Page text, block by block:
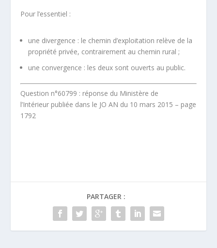
Pour l’essentiel :
une divergence : le chemin d’exploitation relève de la
propriété privée, contrairement au chemin rural ;
une convergence : les deux sont ouverts au public.
Question n°60799 : réponse du Ministère de
l’Intérieur publiée dans le JO AN du 10 mars 2015 – page
1792
PARTAGER :